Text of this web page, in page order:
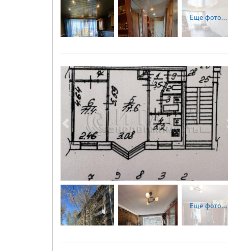
Еще фото...
Следующая
Еще фото...